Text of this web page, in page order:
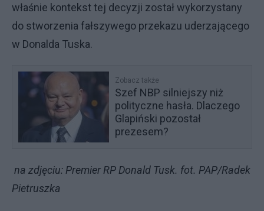
właśnie kontekst tej decyzji został wykorzystany
do stworzenia fałszywego przekazu uderzającego
w Donalda Tuska.
Zobacz także
Szef NBP silniejszy niż
polityczne hasła. Dlaczego
Glapiński pozostał
prezesem?
na zdjęciu: Premier RP Donald Tusk. fot. PAP/Radek
Pietruszka